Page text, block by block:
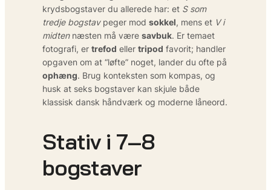
krydsbogstaver du allerede har: et S som
tredje bogstavpeger mod sokkel, mens et V i
midtennæsten må være savbuk. Er temaet
fotografi, er trefod eller tripod favorit; handler
opgaven om at “løfte” noget, lander du ofte på
ophæng. Brug konteksten som kompas, og
husk at seks bogstaver kan skjule både
klassisk dansk håndværk og moderne låneord.
Stativ i 7–8
bogstaver